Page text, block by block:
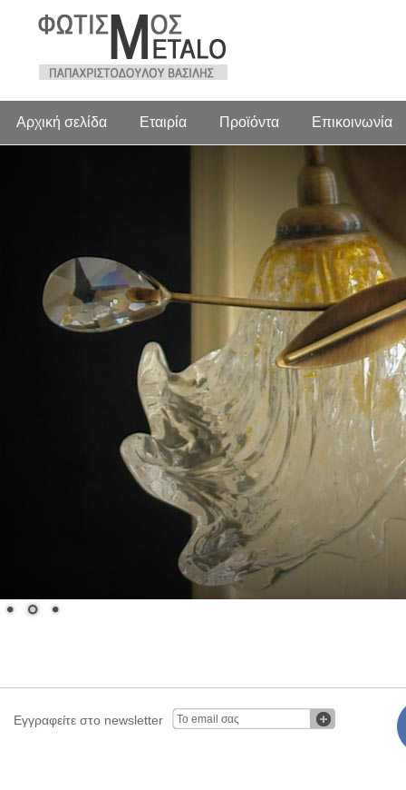
Αρχική σελίδα Εταιρία Προϊόντα Επικοινωνία
Εγγραφείτε στο newsletter